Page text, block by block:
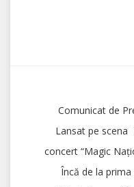
Comunicat de
Lansat pe scena
concert “Magic
Încă de la prima